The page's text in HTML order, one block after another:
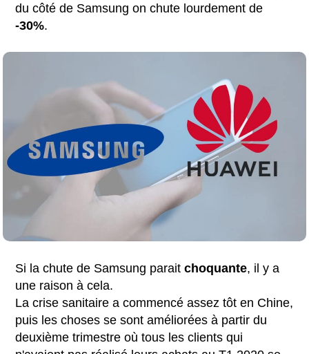
du côté de Samsung on chute lourdement de
-30%.
Si la chute de Samsung paraitchoquante, il y a
une raison à cela.
La crise sanitaire a commencé assez tôt en Chine,
puis les choses se sont améliorées à partir du
deuxième trimestre où tous les clients qui